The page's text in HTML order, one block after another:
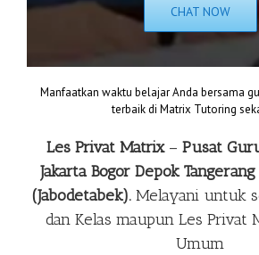
CHAT NOW
Manfaatkan waktu belajar Anda bersama
terbaik di Matrix Tutoring
Les Privat Matrix– Pusat
Jakarta Bogor Depok
(Jabodetabek). Melayani untuk
dan Kelas maupun Les Privat
Umum